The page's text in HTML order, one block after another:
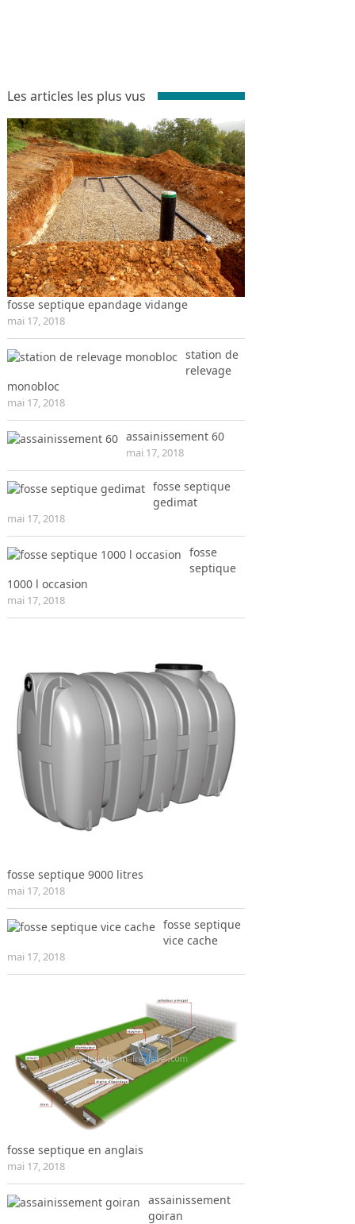
Les articles les plus vus
fosse septique epandage vidange
mai 17, 2018
station de
relevage
monobloc
mai 17, 2018
assainissement 60
mai 17, 2018
fosse septique
gedimat
mai 17, 2018
fosse
septique
1000 l occasion
mai 17, 2018
fosse septique 9000 litres
mai 17, 2018
fosse septique
vice cache
mai 17, 2018
fosse septique en anglais
mai 17, 2018
assainissement
goiran